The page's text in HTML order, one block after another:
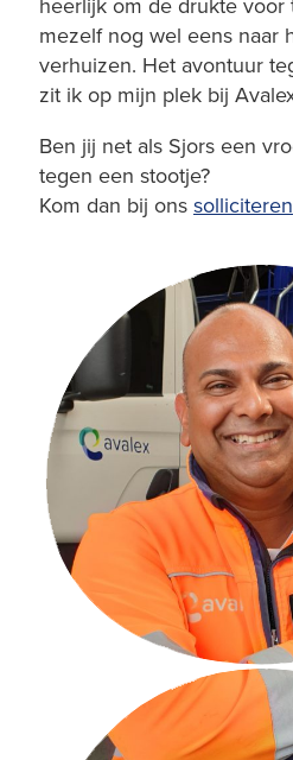
mezelf nog wel eens naar
verhuizen. Het avontuur
zit ik op mijn plek bij
Ben jij net als Sjors een
tegen een stootje?
Kom dan bij ons solliciteren